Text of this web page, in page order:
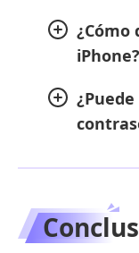
¿Cómo
iPhone?